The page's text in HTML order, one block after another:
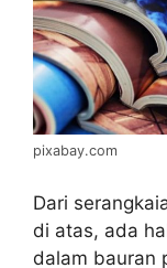
pixabay.com
Dari
di atas, ada
dalam bauran